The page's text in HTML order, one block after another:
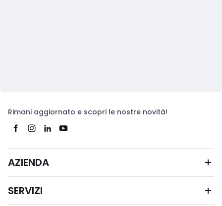
Rimani aggiornato e scopri le nostre novità!
AZIENDA
SERVIZI